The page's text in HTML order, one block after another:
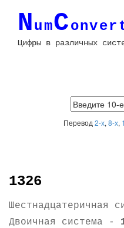
NumC
Цифры в различных
Перевод 2-х, 8-х,
1326
Шестнадцатеричная
Двоичная система -